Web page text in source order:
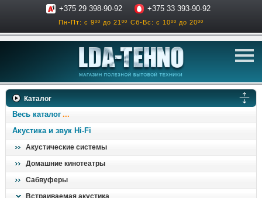
+375 29 398-90-92 +375 33 393-90-92
Пн-Пт: с 9ºº до 21ºº Сб-Вс: с 10ºº до 20ºº
телевизоры
ресиверы, усилители
проигрыватели
Каталог
Весь каталог
Акустика и звук Hi-Fi
Акустические системы
Домашние кинотеатры
Сабвуферы